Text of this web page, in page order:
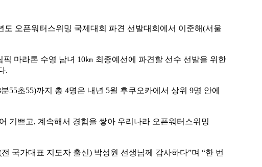
도 오픈워터스위밍 국제대회 파견 선발대회에서 이준해(서울
마라톤 수영 남녀 10㎞ 최종예선에 파견할 선수 선발을 위한
.
분55초55)까지 총 4명은 내년 5월 후쿠오카에서 상위 9명 안에
기쁘고, 계속해서 경험을 쌓아 우리나라 오픈워터스위밍
전 국가대표 지도자 출신) 박성원 선생님께 감사하다”며 “한 번